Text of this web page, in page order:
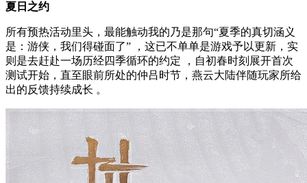
夏日之约
所有预热活动里头，最能触动我的乃是那句“夏季的真切涵义
是：游侠，我们得碰面了” ，这已不单单是游戏予以更新，实
则是去赶赴一场历经四季循环的约定 ，自初春时刻展开首次
测试开始，直至眼前所处的仲吕时节，燕云大陆伴随玩家所给
出的反馈持续成长 。